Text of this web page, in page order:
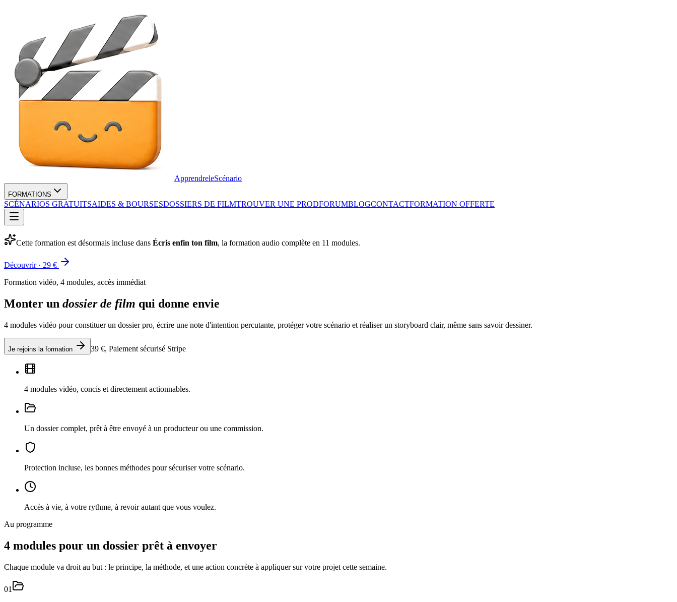
ApprendreleScénario
FORMATIONS
SCÉNARIOS GRATUITSAIDES & BOURSESDOSSIERS DE FILMTROUVER UNE PRODFORUMBLOGCONTACTFORMATION OFFERTE
Cette formation est désormais incluse dans Écris enfin ton film, la formation audio complète en 11 modules.
Découvrir · 29 €
Formation vidéo, 4 modules, accès immédiat
Monter un dossier de film qui donne envie
4 modules vidéo pour constituer un dossier pro, écrire une note d'intention percutante, protéger votre scénario et réaliser un storyboard clair, même sans savoir dessiner.
Je rejoins la formation 39 €, Paiement sécurisé Stripe
4 modules vidéo, concis et directement actionnables.
Un dossier complet, prêt à être envoyé à un producteur ou une commission.
Protection incluse, les bonnes méthodes pour sécuriser votre scénario.
Accès à vie, à votre rythme, à revoir autant que vous voulez.
Au programme
4 modules pour un dossier prêt à envoyer
Chaque module va droit au but : le principe, la méthode, et une action concrète à appliquer sur votre projet cette semaine.
01